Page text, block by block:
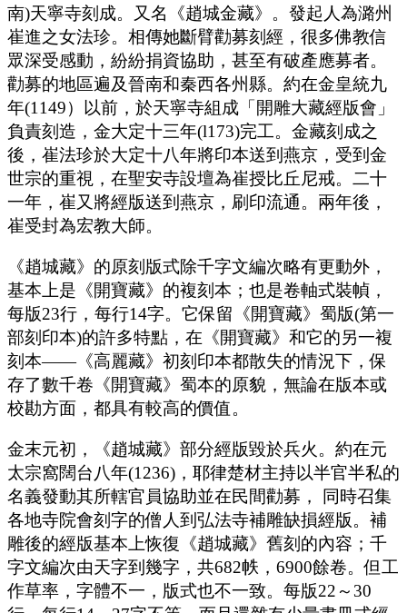
南)天寧寺刻成。又名《趙城金藏》。發起人為潞州
崔進之女法珍。相傳她斷臂勸募刻經，很多佛教信
眾深受感動，紛紛捐資協助，甚至有破產應募者。
勸募的地區遍及晉南和秦西各州縣。約在金皇統九
年(1149）以前，於天寧寺組成「開雕大藏經版會」
負責刻造，金大定十三年(l173)完工。金藏刻成之
後，崔法珍於大定十八年將印本送到燕京，受到金
世宗的重視，在聖安寺設壇為崔授比丘尼戒。二十
一年，崔又將經版送到燕京，刷印流通。兩年後，
崔受封為宏教大師。
《趙城藏》的原刻版式除千字文編次略有更動外，
基本上是《開寶藏》的複刻本；也是卷軸式裝幀，
每版23行，每行14字。它保留《開寶藏》蜀版(第一
部刻印本)的許多特點，在《開寶藏》和它的另一複
刻本——《高麗藏》初刻印本都散失的情況下，保
存了數千卷《開寶藏》蜀本的原貌，無論在版本或
校勘方面，都具有較高的價值。
金末元初，《趙城藏》部分經版毀於兵火。約在元
太宗窩闊台八年(1236)，耶律楚材主持以半官半私的
名義發動其所轄官員協助並在民間勸募， 同時召集
各地寺院會刻字的僧人到弘法寺補雕缺損經版。補
雕後的經版基本上恢復《趙城藏》舊刻的內容；千
字文編次由天字到幾字，共682帙，6900餘卷。但工
作草率，字體不一，版式也不一致。每版22～30